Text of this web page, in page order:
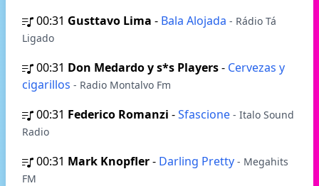
00:31 Gusttavo Lima - Bala Alojada - Rádio Tá
Ligado
00:31 Don Medardo y s*s Players- Cervezas y
cigarillos - Radio Montalvo Fm
00:31 Federico Romanzi -Sfascione - Italo Sound
Radio
00:31 Mark Knopfler- Darling Pretty - Megahits
FM